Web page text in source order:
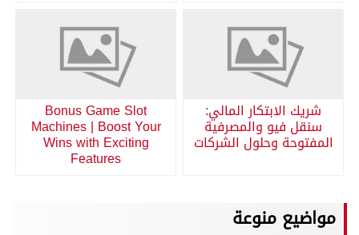
شريك الابتكار المالي:
سنقل فيو والمصرفية
المفتوحة وحلول الشركات
Bonus Game Slot
Machines | Boost Your
Wins with Exciting
Features
مواضيع منوعة